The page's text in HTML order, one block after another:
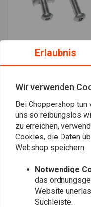
Spiralfedern
Am meisten angesehen
Immer auf
Erlaubnis
Wir verwenden
Bei Choppershop tun
uns so reibungslos
zu erreichen,
Cookies, die Daten
Webshop speichern.
Notwendige
das
Website
Suchleiste.